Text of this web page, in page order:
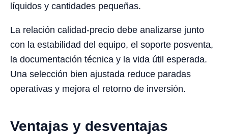
líquidos y cantidades pequeñas.
La relación calidad-precio debe analizarse junto
con la estabilidad del equipo, el soporte posventa,
la documentación técnica y la vida útil esperada.
Una selección bien ajustada reduce paradas
operativas y mejora el retorno de inversión.
Ventajas y desventajas